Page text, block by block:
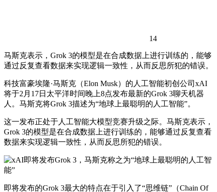
14
马斯克表示，Grok 3的模型是在合成数据上进行训练的，能够
通过反复查看数据来实现逻辑一致性，从而反思所犯的错误。
科技富豪埃隆·马斯克（Elon Musk）的人工智能初创公司xAI
将于2月17日太平洋时间晚上8点发布最新的Grok 3聊天机器
人。马斯克将Grok 3描述为“地球上最聪明的人工智能”。
这一发布正处于人工智能大模型竞赛升级之际。马斯克表示，
Grok 3的模型是在合成数据上进行训练的，能够通过反复查看
数据来实现逻辑一致性，从而反思所犯的错误。
即将发布的Grok 3最大的特点在于引入了“思维链”（Chain Of